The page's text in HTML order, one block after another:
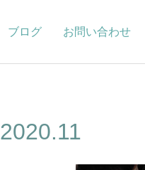
ブログ お問い合わせ
2020.11